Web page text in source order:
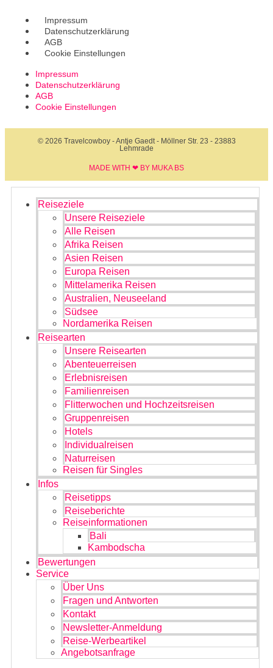
Impressum
Datenschutzerklärung
AGB
Cookie Einstellungen
Impressum
Datenschutzerklärung
AGB
Cookie Einstellungen
© 2026 Travelcowboy - Antje Gaedt - Möllner Str. 23 - 23883
Lehmrade
MADE WITH ❤ BY MUKA BS​
Reiseziele
Unsere Reiseziele
Alle Reisen
Afrika Reisen
Asien Reisen
Europa Reisen
Mittelamerika Reisen
Australien, Neuseeland
Südsee
Nordamerika Reisen
Reisearten
Unsere Reisearten
Abenteuerreisen
Erlebnisreisen
Familienreisen
Flitterwochen und Hochzeitsreisen
Gruppenreisen
Hotels
Individualreisen
Naturreisen
Reisen für Singles
Infos
Reisetipps
Reiseberichte
Reiseinformationen
Bali
Kambodscha
Bewertungen
Service
Über Uns
Fragen und Antworten
Kontakt
Newsletter-Anmeldung
Reise-Werbeartikel
Angebotsanfrage